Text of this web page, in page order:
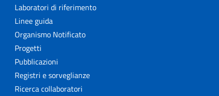
Laboratori di riferimento
Linee guida
Organismo Notificato
Progetti
Pubblicazioni
Registri e sorveglianze
Ricerca collaboratori